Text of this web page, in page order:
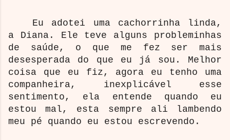
Eu adotei uma cachorrinha linda,
a Diana. Ele teve alguns probleminhas
de saúde, o que me fez ser mais
desesperada do que eu já sou. Melhor
coisa que eu fiz, agora eu tenho uma
companheira, inexplicável esse
sentimento, ela entende quando eu
estou mal, esta sempre ali lambendo
meu pé quando eu estou escrevendo.